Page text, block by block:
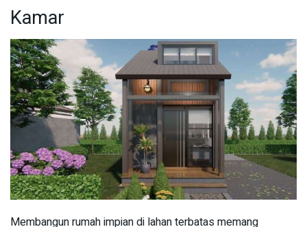
Kamar
Membangun rumah impian di lahan terbatas memang